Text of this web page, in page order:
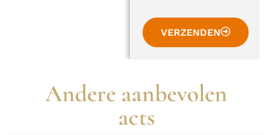
VERZENDEN
Andere aanbevolen
acts